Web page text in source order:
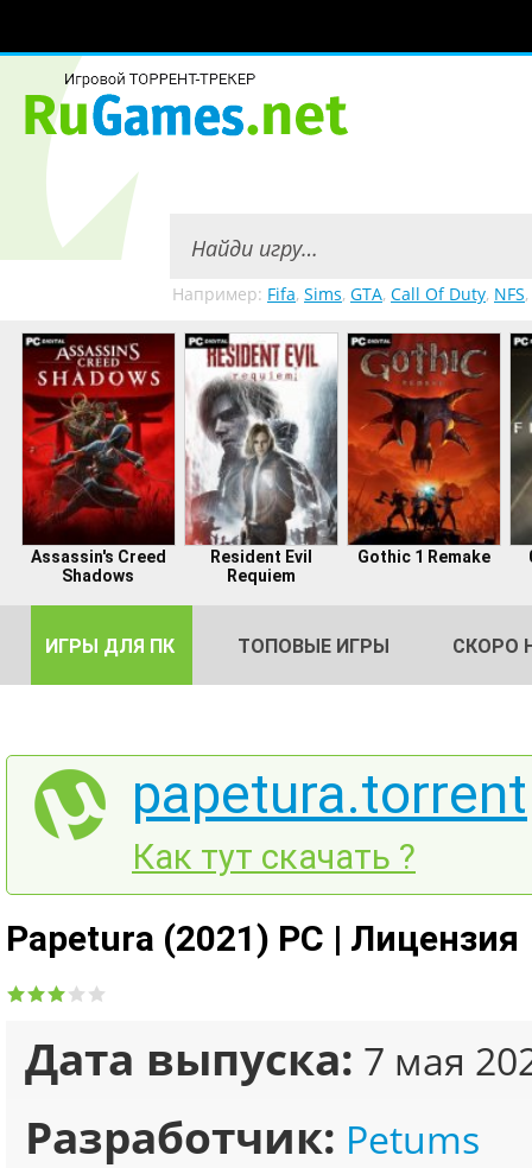
Например: Fifa, Sims, GTA, Call Of Duty, NFS,
Assassin's Creed
Shadows
Resident Evil
Requiem
Gothic 1 Remake
ИГРЫ ДЛЯ ПК ТОПОВЫЕ ИГРЫ СКОРО
papetura.torrent
Как тут скачать ?
Papetura (2021) PC | Лицензия
Дата выпуска: 7 мая
Разработчик: Petums